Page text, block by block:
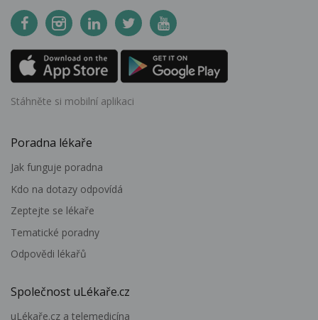
Stáhněte si mobilní aplikaci
Poradna lékaře
Jak funguje poradna
Kdo na dotazy odpovídá
Zeptejte se lékaře
Tematické poradny
Odpovědi lékařů
Společnost uLékaře.cz
uLékaře.cz a telemedicína